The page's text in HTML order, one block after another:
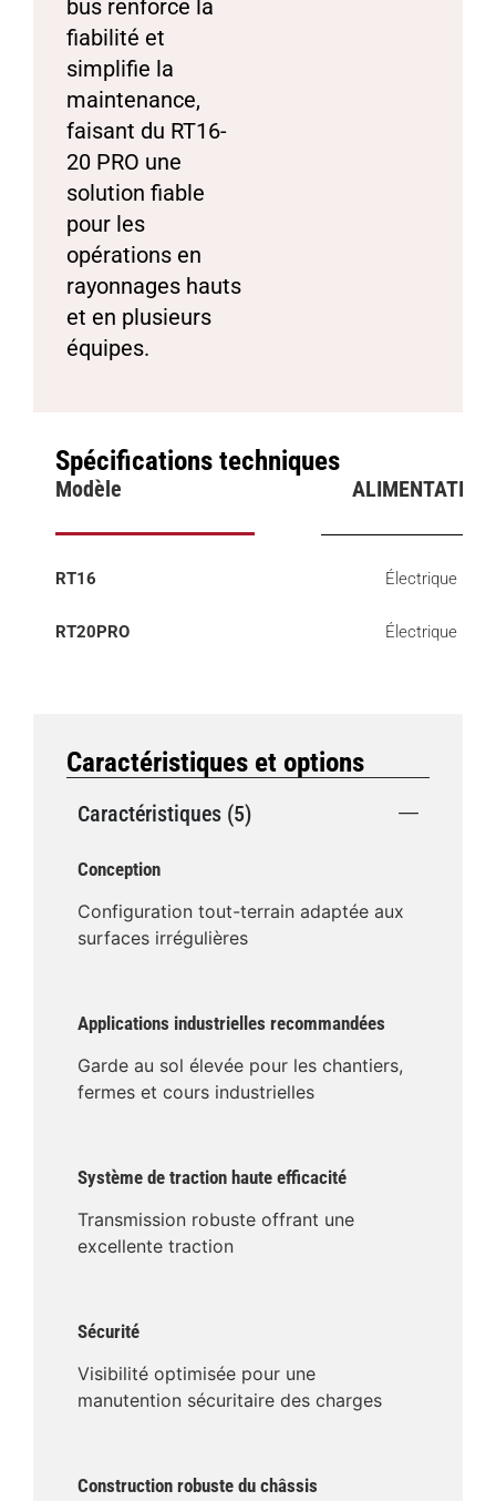
bus renforce la
fiabilité et
simplifie la
maintenance,
faisant du RT16-
20 PRO une
solution fiable
pour les
opérations en
rayonnages hauts
et en plusieurs
équipes.
Spécifications techniques
Modèle ALIMENTATION
RT16 Électrique
RT20PRO Électrique
Caractéristiques et options
Caractéristiques (5)
Conception
Configuration tout-terrain adaptée aux
surfaces irrégulières
Applications industrielles recommandées
Garde au sol élevée pour les chantiers,
fermes et cours industrielles
Système de traction haute efficacité
Transmission robuste offrant une
excellente traction
Sécurité
Visibilité optimisée pour une
manutention sécuritaire des charges
Construction robuste du châssis